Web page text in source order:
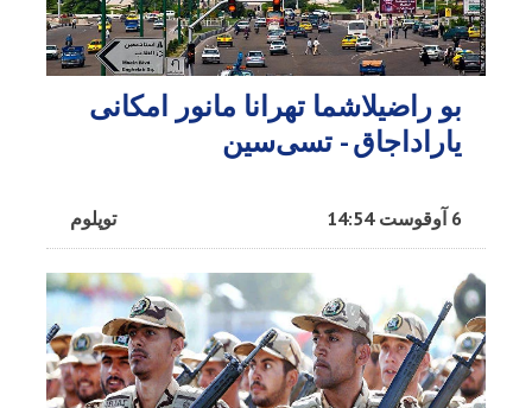
بو راضیلاشما تهرانا مانور امکانی
یاراداجاق - تسی‌سین
توپلوم 6 آوقوست 14:54